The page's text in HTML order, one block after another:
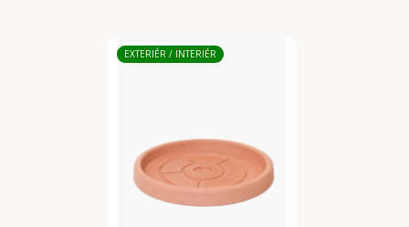
EXTERIÉR / INTERIÉR